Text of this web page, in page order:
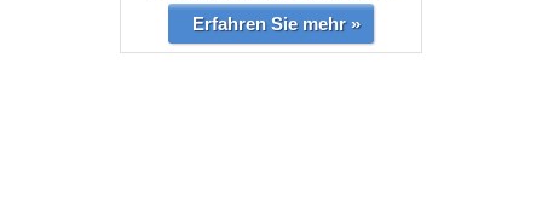
Erfahren Sie mehr »